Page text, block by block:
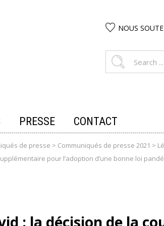
NOUS
PRESSE CONTACT
de presse > Communiqués de presse 2021 >
pour l’adoption d’une bonne loi
: la décision de la